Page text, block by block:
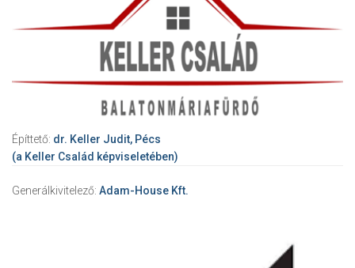
Építtető: dr. Keller Judit, Pécs
(a Keller Család képviseletében)
Generálkivitelező: Adam-House Kft.